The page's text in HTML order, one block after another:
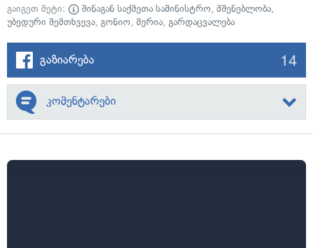
გაიგეთ მეტი: შინაგან საქმეთა სამინისტრო, მშენებლობა,
უბედური შემთხვევა, გონიო, მერია, გარდაცვალება
გაზიარება 14
კომენტარები